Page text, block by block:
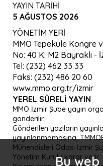
YAYIN TARİHİ
5 AĞUSTOS 2026
YÖNETİM YERİ
MMO Tepekule Kongre
No: 40 K: M2 Bayraklı -
Tel: (232) 462 33 33
Faks: (232) 486 20 60
www.mmo.org.tr/izmir
YEREL SÜRELI YAYIN
MMO İzmir Şube yayın
gönderilir.
Gönderilen yazıların
yayınlanmamasına,
Mühendisleri Odası İzmir
Yönetim Kurulu karar verir.
Bu